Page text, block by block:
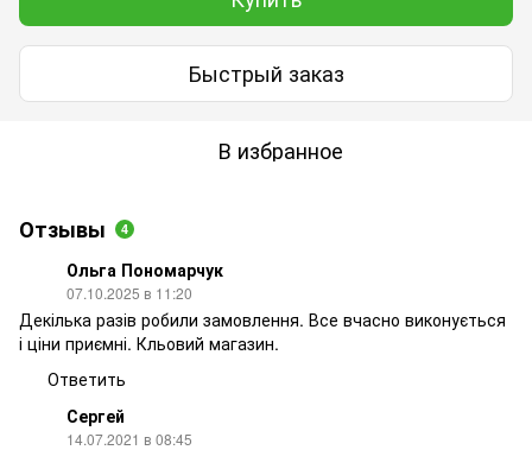
Быстрый заказ
В избранное
Отзывы 4
Ольга Пономарчук
07.10.2025 в 11:20
Декілька разів робили замовлення. Все вчасно виконується
і ціни приємні. Кльовий магазин.
Ответить
Сергей
14.07.2021 в 08:45